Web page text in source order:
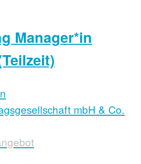
Manager*in
mbH & Co.